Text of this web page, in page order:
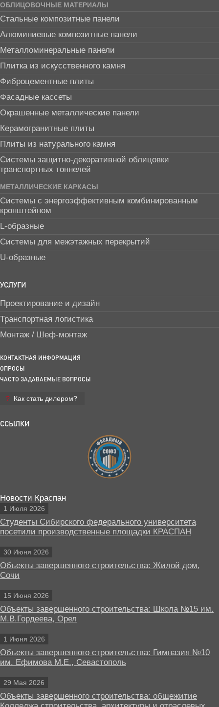
ОБЛИЦОВОЧНЫЕ МАТЕРИАЛЫ
Стальные композитные панели
Алюминиевые композитные панели
Металломинеральные панели
Плитка из искусственного камня
Фиброцементные плиты
Фасадные кассеты
Окрашенные металлические панели
Керамогранитные плиты
Плиты из натурального камня
Системы защитно-декоративной облицовки
транспортных тоннелей
МЕТАЛЛИЧЕСКИЕ КАРКАСЫ
Системы с энергоэффективным комбинированным
кронштейном
L-образные
Системы для межэтажных перекрытий
U-образные
УСЛУГИ
Проектирование и дизайн
Транспортная логистика
Монтаж / Шеф-монтаж
КОНТАКТНАЯ ИНФОРМАЦИЯ
ОПРОСЫ
ЧАСТО ЗАДАВАЕМЫЕ ВОПРОСЫ
Как стать дилером?
ССЫЛКИ
Новости Краспан
1 Июля 2026
Студенты Сибирского федерального университета
посетили производственные площадки КРАСПАН
30 Июня 2026
Объекты завершенного строительства: Жилой дом,
Сочи
15 Июня 2026
Объекты завершенного строительства: Школа №15 им.
М.В.Гордеева, Орел
1 Июня 2026
Объекты завершенного строительства: Гимназия №10
им. Ефимова М.Е., Севастополь
29 Мая 2026
Объекты завершенного строительства: общежитие